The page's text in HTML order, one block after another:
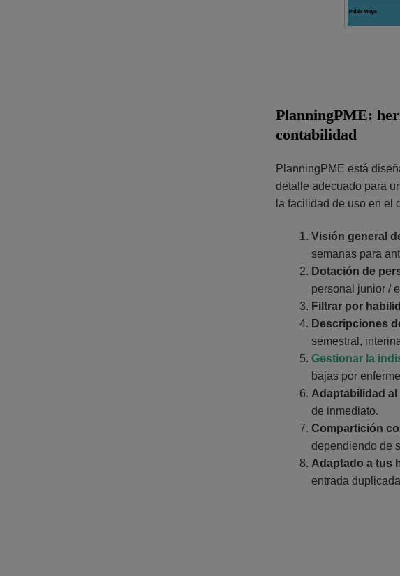
PlanningPME:
contabilidad
PlanningPME está
detalle adecuado para
la facilidad de uso en el
Visión general
semanas para
Dotación de
personal junior /
Filtrar por
Descripciones
semestral,
Gestionar la
bajas por
Adaptabilidad al
de inmediato.
Compartición
dependiendo de
Adaptado a tus
entrada